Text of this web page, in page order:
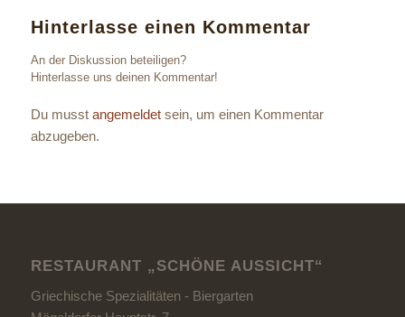
Hinterlasse einen Kommentar
An der Diskussion beteiligen?
Hinterlasse uns deinen Kommentar!
Du musst angemeldetsein, um einen Kommentar
abzugeben.
RESTAURANT „SCHÖNE AUSSICHT“
Griechische Spezialitäten - Biergarten